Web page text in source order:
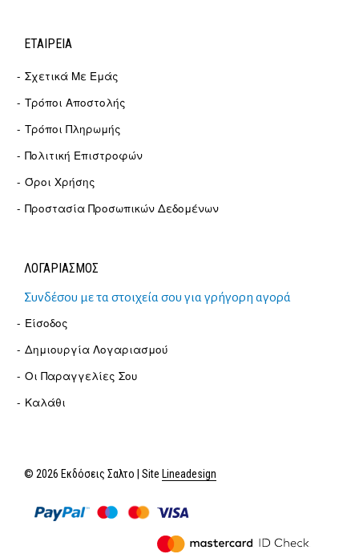
ΕΤΑΙΡΕΊΑ
Σχετικά Με Εμάς
Τρόποι Αποστολής
Τρόποι Πληρωμής
Πολιτική Επιστροφών
Όροι Χρήσης
Προστασία Προσωπικών Δεδομένων
ΛΟΓΑΡΙΑΣΜΟΣ
Συνδέσου με τα στοιχεία σου για γρήγορη αγορά
Είσοδος
Δημιουργία Λογαριασμού
Οι Παραγγελίες Σου
Καλάθι
© 2026 Εκδόσεις Σαλτο | Site Lineadesign